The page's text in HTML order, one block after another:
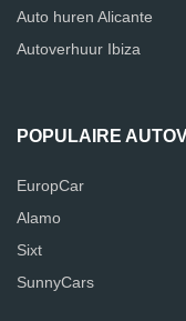
Auto huren Alicante
Autoverhuur Ibiza
POPULAIRE
EuropCar
Alamo
Sixt
SunnyCars